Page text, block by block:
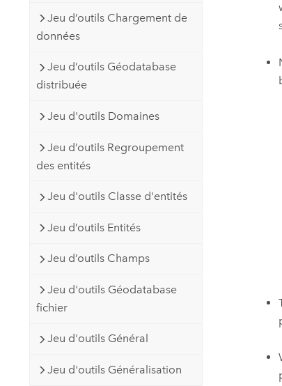
Jeu d’outils Chargement de
données
Jeu d’outils Géodatabase
distribuée
Jeu d'outils Domaines
Jeu d’outils Regroupement
des entités
Jeu d'outils Classe d'entités
Jeu d’outils Entités
Jeu d’outils Champs
Jeu d'outils Géodatabase
fichier
Jeu d'outils Général
Jeu d'outils Généralisation